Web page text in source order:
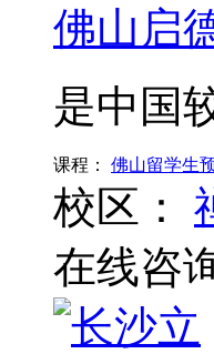
佛山启
是中国
课程： 佛山留学生
校区：
在线咨